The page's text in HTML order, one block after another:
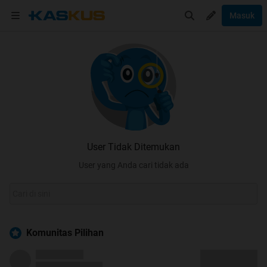
Masuk
User Tidak Ditemukan
User yang Anda cari tidak ada
Komunitas Pilihan